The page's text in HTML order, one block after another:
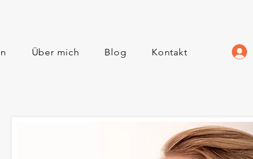
Über mich Blog Kontakt